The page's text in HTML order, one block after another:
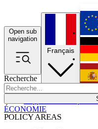
Open sub
navigation
Recherche
POLICY AREAS
Français
ÉCONOMIE